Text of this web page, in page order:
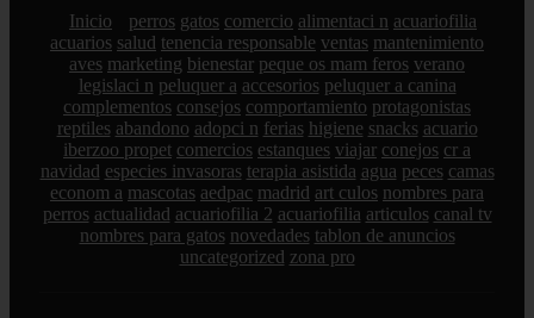
Inicio perros gatos comercio alimentaci n acuariofilia
acuarios salud tenencia responsable ventas mantenimiento
aves marketing bienestar peque os mam feros verano
legislaci n peluquer a accesorios peluquer a canina
complementos consejos comportamiento protagonistas
reptiles abandono adopci n ferias higiene snacks acuario
iberzoo propet comercios estanques viajar conejos cr a
navidad especies invasoras terapia asistida agua peces camas
econom a mascotas aedpac madrid art culos nombres para
perros actualidad acuariofilia 2 acuariofilia articulos canal tv
nombres para gatos novedades tablon de anuncios
uncategorized zona pro